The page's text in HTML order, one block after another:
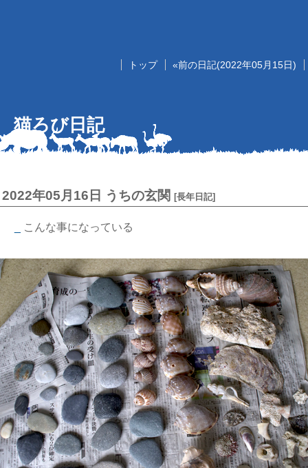
トップ «前の日記(2022年05月15日)
猫ろび日記
2022年05月16日 うちの玄関 [長年日記]
こんな事になっている